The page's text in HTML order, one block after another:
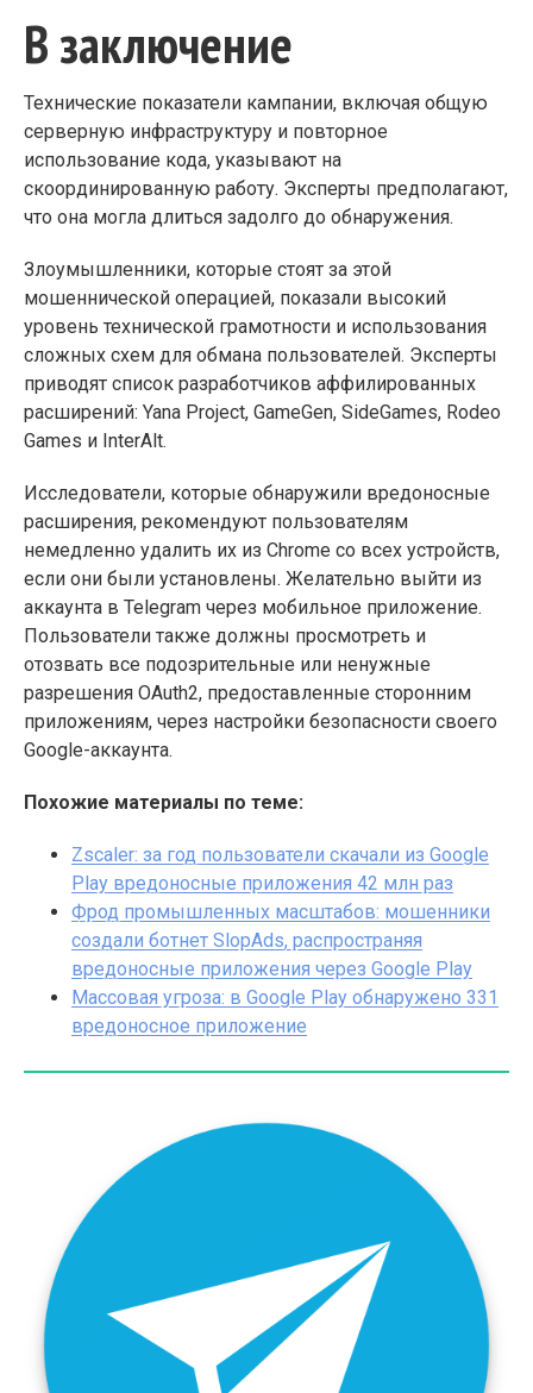
В заключение
Технические показатели кампании, включая общую
серверную инфраструктуру и повторное
использование кода, указывают на
скоординированную работу. Эксперты предполагают,
что она могла длиться задолго до обнаружения.
Злоумышленники, которые стоят за этой
мошеннической операцией, показали высокий
уровень технической грамотности и использования
сложных схем для обмана пользователей. Эксперты
приводят список разработчиков аффилированных
расширений: Yana Project, GameGen, SideGames, Rodeo
Games и InterAlt.
Исследователи, которые обнаружили вредоносные
расширения, рекомендуют пользователям
немедленно удалить их из Chrome со всех устройств,
если они были установлены. Желательно выйти из
аккаунта в Telegram через мобильное приложение.
Пользователи также должны просмотреть и
отозвать все подозрительные или ненужные
разрешения OAuth2, предоставленные сторонним
приложениям, через настройки безопасности своего
Google-аккаунта.
Похожие материалы по теме:
Zscaler: за год пользователи скачали из Google
Play вредоносные приложения 42 млн раз
Фрод промышленных масштабов: мошенники
создали ботнет SlopAds, распространяя
вредоносные приложения через Google Play
Массовая угроза: в Google Play обнаружено 331
вредоносное приложение